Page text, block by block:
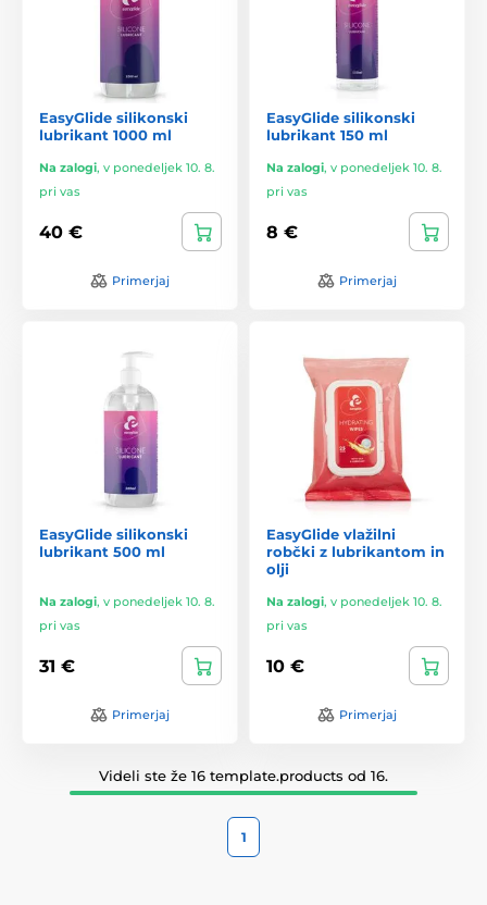
EasyGlide silikonski
lubrikant 1000 ml
Na zalogi, v ponedeljek 10. 8.
pri vas
40 €
Primerjaj
EasyGlide silikonski
lubrikant 150 ml
Na zalogi, v ponedeljek 10. 8.
pri vas
8 €
Primerjaj
EasyGlide silikonski
lubrikant 500 ml
Na zalogi, v ponedeljek 10. 8.
pri vas
31 €
Primerjaj
EasyGlide vlažilni
robčki z lubrikantom in
olji
Na zalogi, v ponedeljek 10. 8.
pri vas
10 €
Primerjaj
Videli ste že 16 template.products od 16.
1